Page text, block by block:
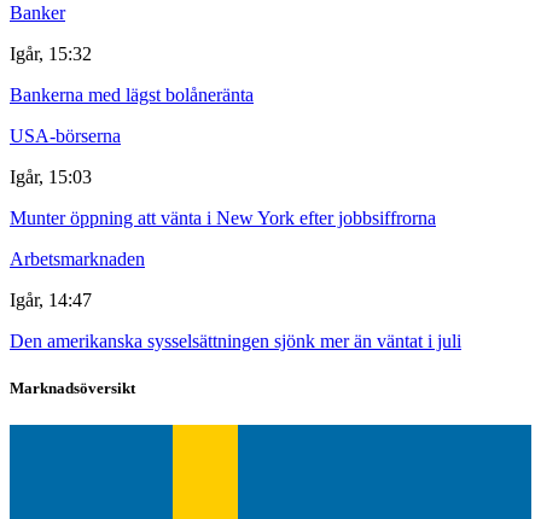
Banker
Igår, 15:32
Bankerna med lägst bolåneränta
USA-börserna
Igår, 15:03
Munter öppning att vänta i New York efter jobbsiffrorna
Arbetsmarknaden
Igår, 14:47
Den amerikanska sysselsättningen sjönk mer än väntat i juli
Marknadsöversikt